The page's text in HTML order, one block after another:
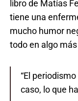
libro de Matías
tiene una
mucho humor
todo en algo
“El
caso, lo que